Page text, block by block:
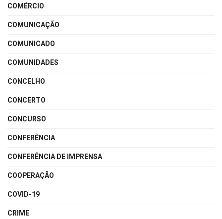
COMÉRCIO
COMUNICAÇÃO
COMUNICADO
COMUNIDADES
CONCELHO
CONCERTO
CONCURSO
CONFERÊNCIA
CONFERÊNCIA DE IMPRENSA
COOPERAÇÃO
COVID-19
CRIME